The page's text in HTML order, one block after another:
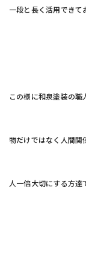
一段と長く活用でき
この様に和泉塗装の職
物だけではなく人間関
人一倍大切にする方